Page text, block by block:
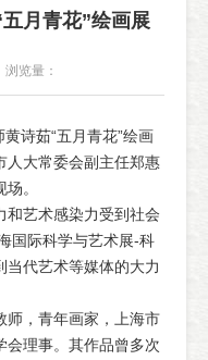
月青花”绘画展
浏览量：
茹“五月青花”绘画
人大常委会副主任郑惠
场。
艺术感染力受到社会
国际科学与艺术展-科
当代艺术等媒体的大力
，青年画家，上海市
会理事。其作品曾多次